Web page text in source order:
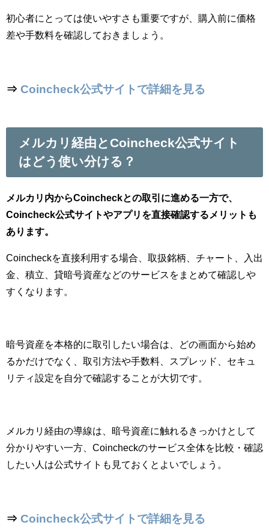
初心者にとっては使いやすさも重要ですが、購入前に価格
差や手数料を確認しておきましょう。
⇒ Coincheck公式サイトで詳細を見る
メルカリ経由とCoincheck公式サイト
はどう使い分ける？
メルカリ内からCoincheckとの取引に進める一方で、
Coincheck公式サイトやアプリを直接確認するメリットも
あります。
Coincheckを直接利用する場合、取扱銘柄、チャート、入出
金、積立、貸暗号資産などのサービスをまとめて確認しや
すくなります。
暗号資産を本格的に取引したい場合は、どの画面から始め
るかだけでなく、取引方法や手数料、スプレッド、セキュ
リティ設定を自分で確認することが大切です。
メルカリ経由の導線は、暗号資産に触れるきっかけとして
分かりやすい一方、Coincheckのサービス全体を比較・確認
したい人は公式サイトも見ておくとよいでしょう。
⇒ Coincheck公式サイトで詳細を見る